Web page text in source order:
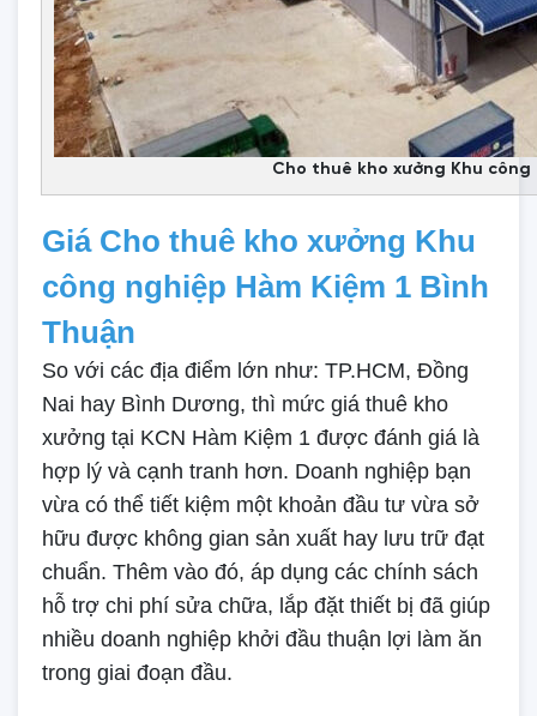
Cho thuê kho xưởng Khu công
Giá Cho thuê kho xưởng Khu
công nghiệp Hàm Kiệm 1 Bình
Thuận
So với các địa điểm lớn như: TP.HCM, Đồng
Nai hay Bình Dương, thì mức giá thuê kho
xưởng tại KCN Hàm Kiệm 1 được đánh giá là
hợp lý và cạnh tranh hơn. Doanh nghiệp bạn
vừa có thể tiết kiệm một khoản đầu tư vừa sở
hữu được không gian sản xuất hay lưu trữ đạt
chuẩn. Thêm vào đó, áp dụng các chính sách
hỗ trợ chi phí sửa chữa, lắp đặt thiết bị đã giúp
nhiều doanh nghiệp khởi đầu thuận lợi làm ăn
trong giai đoạn đầu.